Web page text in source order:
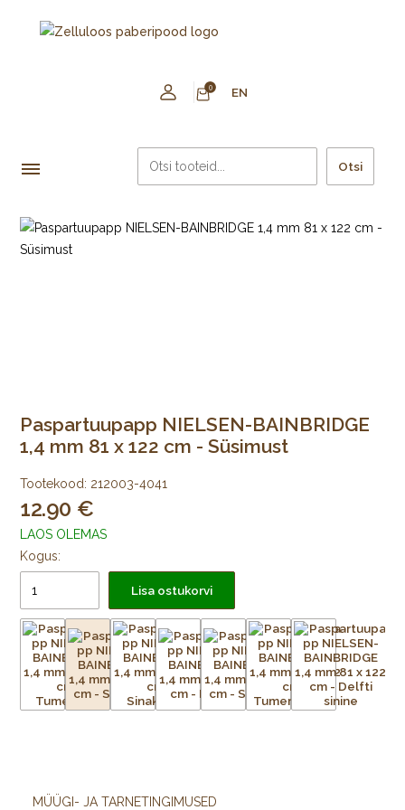
0 EN
Otsi
Paspartuupapp NIELSEN-BAINBRIDGE
1,4 mm 81 x 122 cm - Süsimust
Tootekood: 212003-4041
12.90
LAOS OLEMAS
Kogus:
Lisa ostukorvi
MÜÜGI- JA TARNETINGIMUSED